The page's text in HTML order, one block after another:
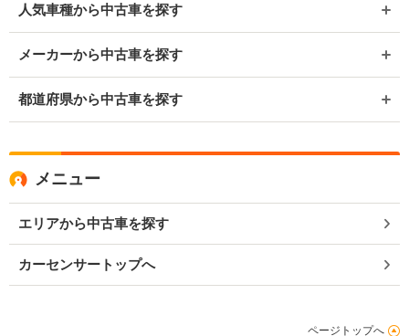
人気車種から中古車を探す
メーカーから中古車を探す
都道府県から中古車を探す
メニュー
エリアから中古車を探す
カーセンサートップへ
ページトップへ